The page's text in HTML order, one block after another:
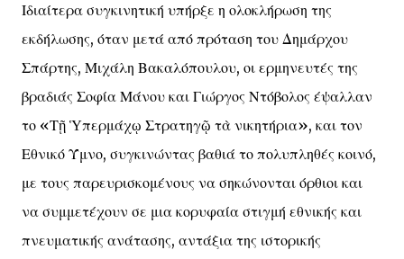
Ιδιαίτερα συγκινητική υπήρξε η ολοκλήρωση της
εκδήλωσης, όταν μετά από πρόταση του Δημάρχου
Σπάρτης, Μιχάλη Βακαλόπουλου, οι ερμηνευτές της
βραδιάς Σοφία Μάνου και Γιώργος Ντόβολος έψαλλαν
το «Τῇ Ὑπερμάχῳ Στρατηγῷ τὰ νικητήρια», και τον
Εθνικό Ύμνο, συγκινώντας βαθιά το πολυπληθές κοινό,
με τους παρευρισκομένους να σηκώνονται όρθιοι και
να συμμετέχουν σε μια κορυφαία στιγμή εθνικής και
πνευματικής ανάτασης, αντάξια της ιστορικής